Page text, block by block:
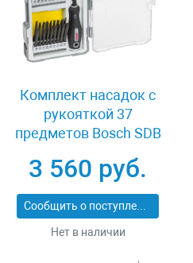
Комплект насадок с
рукояткой 37
предметов Bosch SDB
3 560 руб.
Сообщить о поступлении
Нет в наличии